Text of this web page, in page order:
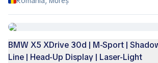
BMW X5 XDrive 30d | M-Sport |
Line | Head-Up Display | Laser-Light